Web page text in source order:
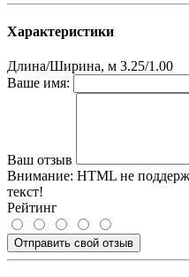
Характеристики
Длина/Ширина, м 3.25/1.00
Ваше имя:
Ваш отзыв
Внимание: HTML не
текст!
Рейтинг
Отправить свой отзыв